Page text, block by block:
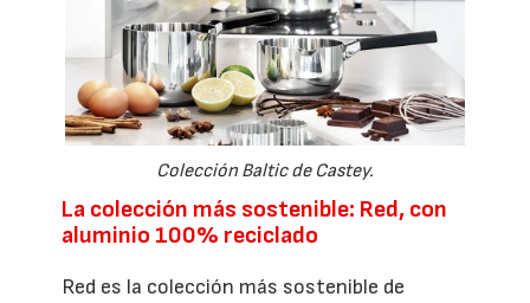
Colección Baltic de Castey.
La colección más sostenible: Red, con
aluminio 100% reciclado
Red es la colección más sostenible de